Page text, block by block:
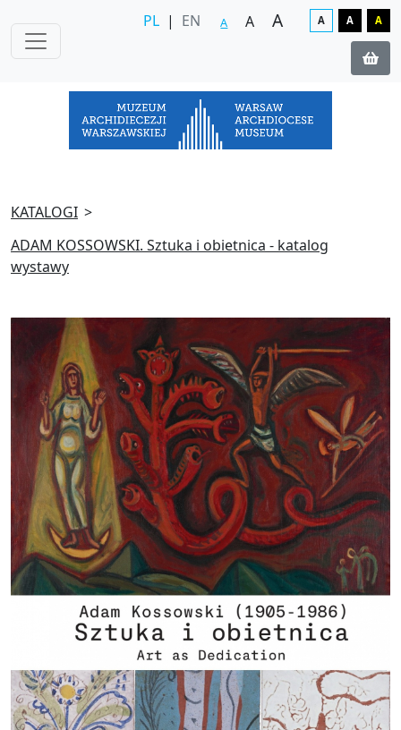
PL | EN A A A A A A
KATALOGI
ADAM KOSSOWSKI. Sztuka i obietnica - katalog
wystawy